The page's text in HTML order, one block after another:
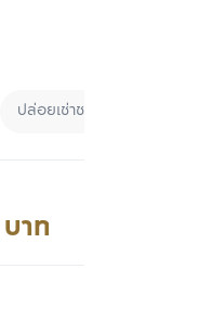
ปล่อยเช่าชาวต่างชาติ
าท